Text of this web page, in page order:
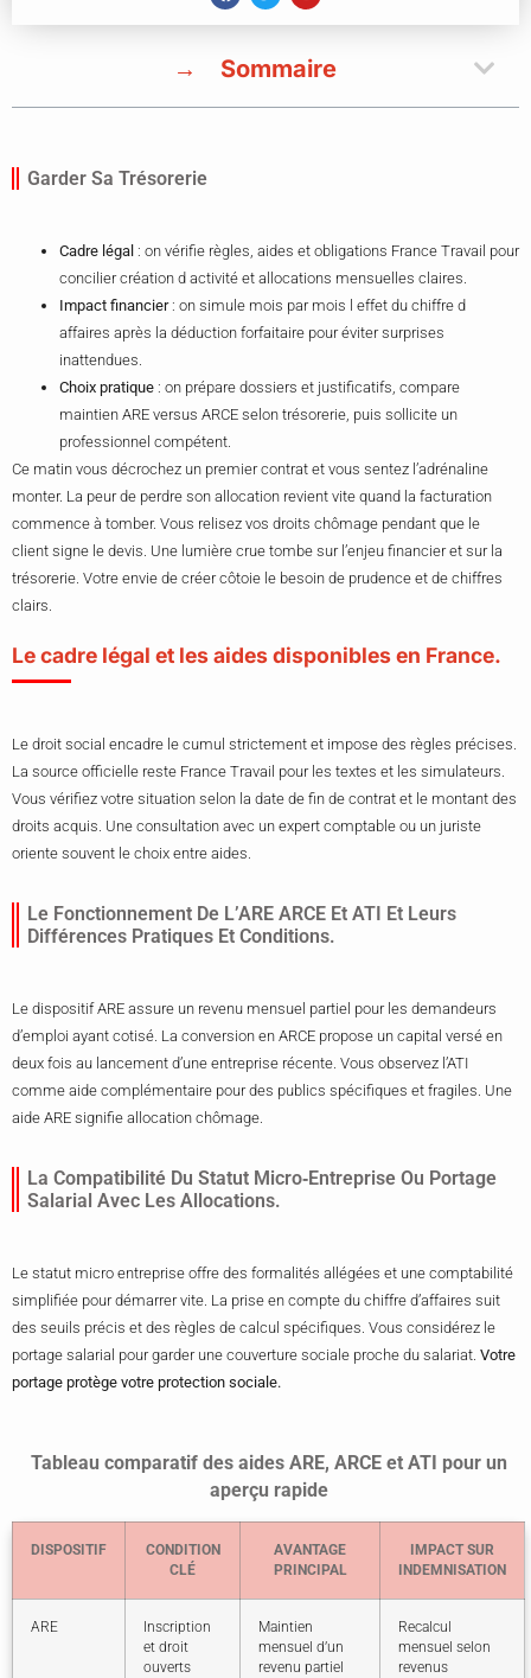
Sommaire
Garder Sa Trésorerie
Cadre légal : on vérifie règles, aides et obligations France Travail pour
concilier création d activité et allocations mensuelles claires.
Impact financier: on simule mois par mois l effet du chiffre d
affaires après la déduction forfaitaire pour éviter surprises
inattendues.
Choix pratique : on prépare dossiers et justificatifs, compare
maintien ARE versus ARCE selon trésorerie, puis sollicite un
professionnel compétent.
Ce matin vous décrochez un premier contrat et vous sentez l’adrénaline
monter. La peur de perdre son allocation revient vite quand la facturation
commence à tomber. Vous relisez vos droits chômage pendant que le
client signe le devis. Une lumière crue tombe sur l’enjeu financier et sur la
trésorerie. Votre envie de créer côtoie le besoin de prudence et de chiffres
clairs.
Le cadre légal et les aides disponibles en France.
Le droit social encadre le cumul strictement et impose des règles précises.
La source officielle reste France Travail pour les textes et les simulateurs.
Vous vérifiez votre situation selon la date de fin de contrat et le montant des
droits acquis. Une consultation avec un expert comptable ou un juriste
oriente souvent le choix entre aides.
Le Fonctionnement De L’ARE ARCE Et ATI Et Leurs
Différences Pratiques Et Conditions.
Le dispositif ARE assure un revenu mensuel partiel pour les demandeurs
d’emploi ayant cotisé. La conversion en ARCE propose un capital versé en
deux fois au lancement d’une entreprise récente. Vous observez l’ATI
comme aide complémentaire pour des publics spécifiques et fragiles. Une
aide ARE signifie allocation chômage.
La Compatibilité Du Statut Micro‑entreprise Ou Portage
Salarial Avec Les Allocations.
Le statut micro entreprise offre des formalités allégées et une comptabilité
simplifiée pour démarrer vite. La prise en compte du chiffre d’affaires suit
des seuils précis et des règles de calcul spécifiques. Vous considérez le
portage salarial pour garder une couverture sociale proche du salariat. Votre
portage protège votre protection sociale.
Tableau comparatif des aides ARE, ARCE et ATI pour un
aperçu rapide
DISPOSITIF
CONDITION
CLÉ
AVANTAGE
PRINCIPAL
IMPACT SUR
INDEMNISATION
ARE
Inscription
et droit
ouverts
Maintien
mensuel d’un
revenu partiel
Recalcul
mensuel selon
revenus